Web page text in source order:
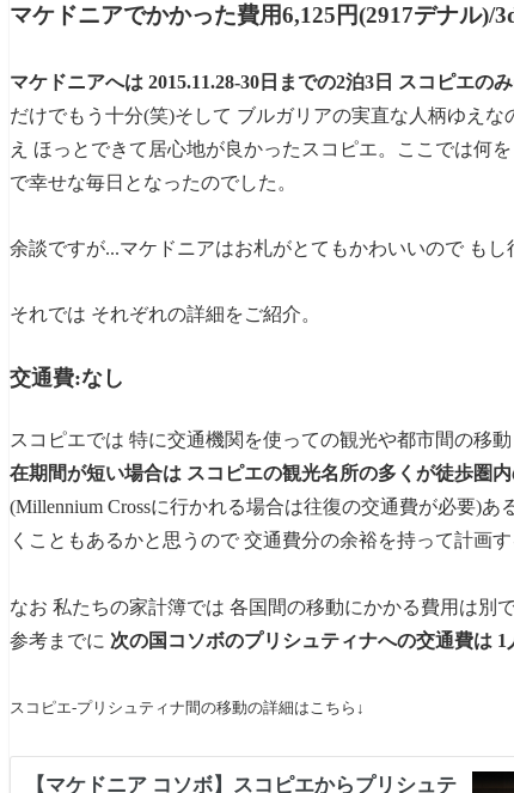
マケドニアでかかった費用6,125円(2917デナル)/
マケドニアへは 2015.11.28-30日までの2泊3日 スコピエのみ
だけでもう十分(笑)そして ブルガリアの実直な人柄ゆえ
え ほっとできて居心地が良かったスコピエ。ここでは何
で幸せな毎日となったのでした。
余談ですが...マケドニアはお札がとてもかわいいので も
それでは それぞれの詳細をご紹介。
交通費:なし
スコピエでは 特に交通機関を使っての観光や都市間の移
在期間が短い場合は スコピエの観光名所の多くが徒歩圏
(Millennium Crossに行かれる場合は往復の交通費が必要)
くこともあるかと思うので 交通費分の余裕を持って計画
なお 私たちの家計簿では 各国間の移動にかかる費用は別
参考までに 次の国コソボのプリシュティナへの交通費は 1
スコピエ-プリシュティナ間の移動の詳細はこちら↓